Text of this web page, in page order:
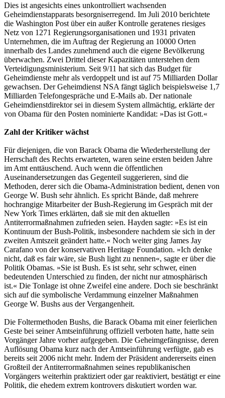
Dies ist angesichts eines unkontrolliert wachsenden
Geheimdienstapparats besorgniserregend. Im Juli 2010 berichtete
die Washington Post über ein außer Kontrolle geratenes riesiges
Netz von 1271 Regierungsorganisationen und 1931 privaten
Unternehmen, die im Auftrag der Regierung an 10000 Orten
innerhalb des Landes zunehmend auch die eigene Bevölkerung
überwachen. Zwei Drittel dieser Kapazitäten unterstehen dem
Verteidigungsministerium. Seit 9/11 hat sich das Budget für
Geheimdienste mehr als verdoppelt und ist auf 75 Milliarden Dollar
gewachsen. Der Geheimdienst NSA fängt täglich beispielsweise 1,7
Milliarden Telefongespräche und E-Mails ab. Der nationale
Geheimdienstdirektor sei in diesem System allmächtig, erklärte der
von Obama für den Posten nominierte Kandidat: »Das ist Gott.«
Zahl der Kritiker wächst
Für diejenigen, die von Barack Obama die Wiederherstellung der
Herrschaft des Rechts erwarteten, waren seine ersten beiden Jahre
im Amt enttäuschend. Auch wenn die öffentlichen
Auseinandersetzungen das Gegenteil suggerieren, sind die
Methoden, derer sich die Obama-Administration bedient, denen von
George W. Bush sehr ähnlich. Es spricht Bände, daß mehrere
hochrangige Mitarbeiter der Bush-Regierung im Gespräch mit der
New York Times erklärten, daß sie mit den aktuellen
Antiterrormaßnahmen zufrieden seien. Hayden sagte: »Es ist ein
Kontinuum der ­Bush-Politik, insbesondere nachdem sie sich in der
zweiten Amtszeit geändert hatte.« Noch weiter ging James Jay
Carafano von der konservativen Heritage Foundation. »Ich denke
nicht, daß es fair wäre, sie Bush light zu nennen«, sagte er über die
Politik Obamas. »Sie ist Bush. Es ist sehr, sehr schwer, einen
bedeutenden Unterschied zu finden, der nicht nur atmosphärisch
ist.« Die Tonlage ist ohne Zweifel eine andere. Doch sie beschränkt
sich auf die symbolische Verdammung einzelner Maßnahmen
George W. Bushs aus der Vergangenheit.
Die Foltermethoden Bushs, die Barack Obama mit einer feierlichen
Geste bei seiner Amtseinführung offiziell verboten hatte, hatte sein
Vorgänger Jahre vorher aufgegeben. Die Geheimgefängnisse, deren
Auflösung Obama kurz nach der Amtseinführung verfügte, gab es
bereits seit 2006 nicht mehr. Indem der Präsident andererseits einen
Großteil der Antiterrormaßnahmen seines republikanischen
Vorgängers weiterhin praktiziert oder gar reaktiviert, bestätigt er eine
Politik, die ehedem extrem kontrovers diskutiert worden war.